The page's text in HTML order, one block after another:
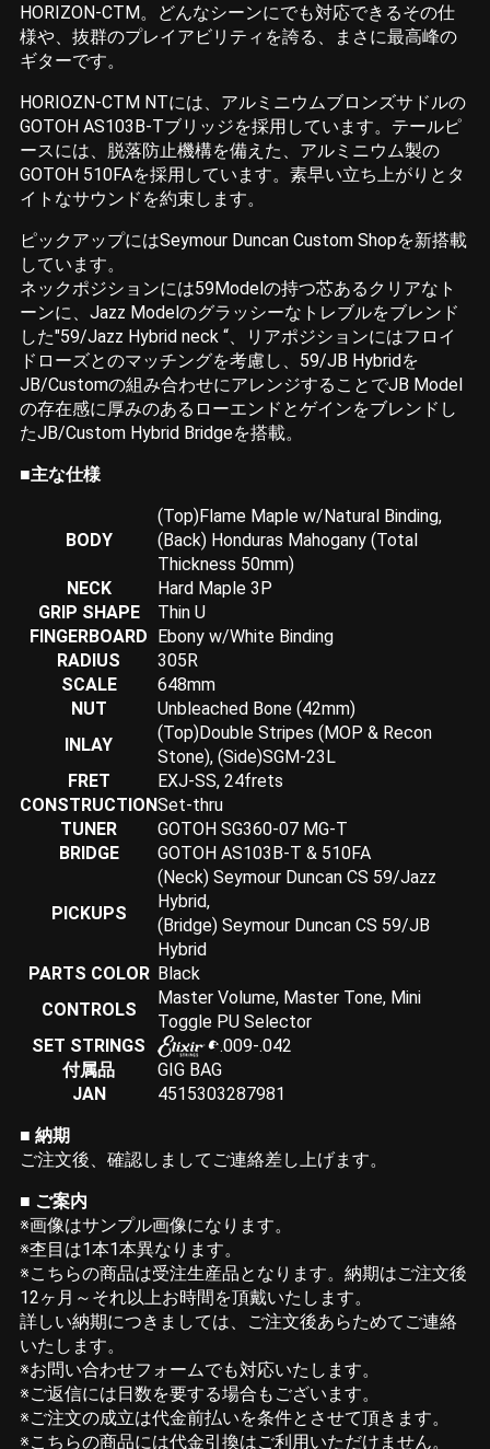
HORIZON-CTM。どんなシーンにでも対応できるその仕
様や、抜群のプレイアビリティを誇る、まさに最高峰の
ギターです。
HORIOZN-CTM NTには、アルミニウムブロンズサドルの
GOTOH AS103B-Tブリッジを採用しています。テールピ
ースには、脱落防止機構を備えた、アルミニウム製の
GOTOH 510FAを採用しています。素早い立ち上がりとタ
イトなサウンドを約束します。
ピックアップにはSeymour Duncan Custom Shopを新搭載
しています。
ネックポジションには59Modelの持つ芯あるクリアなト
ーンに、Jazz Modelのグラッシーなトレブルをブレンド
した"59/Jazz Hybrid neck “、リアポジションにはフロイ
ドローズとのマッチングを考慮し、59/JB Hybridを
JB/Customの組み合わせにアレンジすることでJB Model
の存在感に厚みのあるローエンドとゲインをブレンドし
たJB/Custom Hybrid Bridgeを搭載。
■主な仕様
BODY
(Top)Flame Maple w/Natural Binding,
(Back) Honduras Mahogany (Total
Thickness 50mm)
NECK
Hard Maple 3P
GRIP SHAPE
Thin U
FINGERBOARD Ebony w/White Binding
RADIUS
305R
SCALE
648mm
NUT
Unbleached Bone (42mm)
INLAY
(Top)Double Stripes (MOP & Recon
Stone), (Side)SGM-23L
FRET
EXJ-SS, 24frets
CONSTRUCTIONSet-thru
TUNER
GOTOH SG360-07 MG-T
BRIDGE
GOTOH AS103B-T & 510FA
PICKUPS
(Neck) Seymour Duncan CS 59/Jazz
Hybrid,
(Bridge) Seymour Duncan CS 59/JB
Hybrid
PARTS COLOR Black
CONTROLS
Master Volume, Master Tone, Mini
Toggle PU Selector
SET STRINGS
.009-.042
付属品
GIG BAG
JAN
4515303287981
■ 納期
ご注文後、確認しましてご連絡差し上げます。
■ ご案内
※画像はサンプル画像になります。
※杢目は1本1本異なります。
※こちらの商品は受注生産品となります。納期はご注文後
12ヶ月～それ以上お時間を頂戴いたします。
詳しい納期につきましては、ご注文後あらためてご連絡
いたします。
※お問い合わせフォームでも対応いたします。
※ご返信には日数を要する場合もございます。
※ご注文の成立は代金前払いを条件とさせて頂きます。
※こちらの商品には代金引換はご利用いただけません。